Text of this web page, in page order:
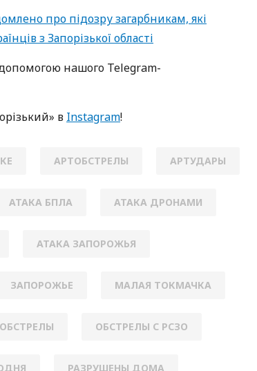
про підозру загарбникам, які
з Запорізької області
нaшoгo Telegram-
в Instagram!
АРТОБСТРЕЛЫ АРТУДАРЫ
АТАКА БПЛА АТАКА ДРОНАМИ
АТАКА ЗАПОРОЖЬЯ
ЗАПОРОЖЬЕ МАЛАЯ ТОКМАЧКА
ОБСТРЕЛЫ ОБСТРЕЛЫ С РСЗО
РАЗРУШЕНЫ ДОМА